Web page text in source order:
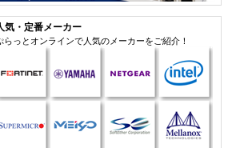
気・定番メーカー
らっとオンラインで人気のメーカーをご紹介！